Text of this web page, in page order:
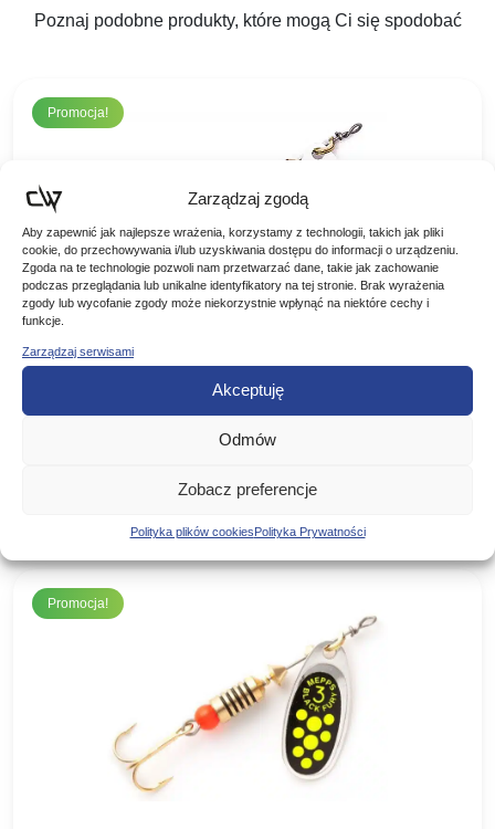
Zarządzaj zgodą
Aby zapewnić jak najlepsze wrażenia, korzystamy z technologii, takich jak pliki
cookie, do przechowywania i/lub uzyskiwania dostępu do informacji o urządzeniu.
Zgoda na te technologie pozwoli nam przetwarzać dane, takie jak zachowanie
podczas przeglądania lub unikalne identyfikatory na tej stronie. Brak wyrażenia
zgody lub wycofanie zgody może niekorzystnie wpłynąć na niektóre cechy i
funkcje.
Zarządzaj serwisami
Akceptuję
Odmów
Zobacz preferencje
Polityka plików cookiesPolityka Prywatności
Poznaj podobne produkty, które mogą Ci się spodobać
Promocja!
Mepps błystka AGLIA FLUO BIAŁA #0
BŁYSTKA OBROTOWA AGLIA FLUO MEPPS KOLOR:
cena
Promocja!